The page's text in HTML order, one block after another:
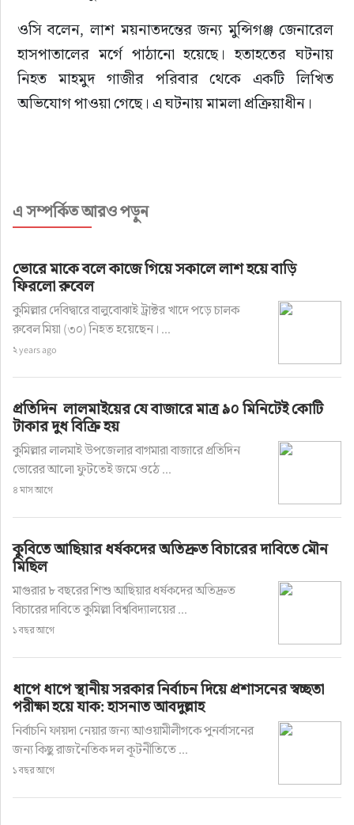
ওসি বলেন, লাশ ময়নাতদন্তের জন্য মুন্সিগঞ্জ জেনারেল
হাসপাতালের মর্গে পাঠানো হয়েছে। হতাহতের ঘটনায়
নিহত মাহমুদ গাজীর পরিবার থেকে একটি লিখিত
অভিযোগ পাওয়া গেছে। এ ঘটনায় মামলা প্রক্রিয়াধীন।
এ সম্পর্কিত আরও পড়ুন
ভোরে মাকে বলে কাজে গিয়ে সকালে লাশ হয়ে বাড়ি
ফিরলো রুবেল
কুমিল্লার দেবিদ্বারে বালুবোঝাই ট্রাক্টর খাদে পড়ে চালক
রুবেল মিয়া (৩০) নিহত হয়েছেন। ...
২ years ago
প্রতিদিন লালমাইয়ের যে বাজারে মাত্র ৯০ মিনিটেই কোটি
টাকার দুধ বিক্রি হয়
কুমিল্লার লালমাই উপজেলার বাগমারা বাজারে প্রতিদিন
ভোরের আলো ফুটতেই জমে ওঠে ...
৪ মাস আগে
কুবিতে আছিয়ার ধর্ষকদের অতিদ্রুত বিচারের দাবিতে মৌন
মিছিল
মাগুরার ৮ বছরের শিশু আছিয়ার ধর্ষকদের অতিদ্রুত
বিচারের দাবিতে কুমিল্লা বিশ্ববিদ্যালয়ের ...
১ বছর আগে
ধাপে ধাপে স্থানীয় সরকার নির্বাচন দিয়ে প্রশাসনের স্বচ্ছতা
পরীক্ষা হয়ে যাক: হাসনাত আবদুল্লাহ
নির্বাচনি ফায়দা নেয়ার জন্য আওয়ামীলীগকে পুনর্বাসনের
জন্য কিছু রাজনৈতিক দল কূটনীতিতে ...
১ বছর আগে